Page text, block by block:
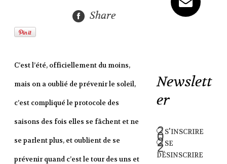
Share
C’est l’été, officiellement du moins,
mais on a oublié de prévenir le soleil,
c’est compliqué le protocole des
saisons des fois elles se fâchent et ne
se parlent plus, et oublient de se
prévenir quand c’est le tour des uns et
Newslett
er
s'inscrire
se
désinscrire